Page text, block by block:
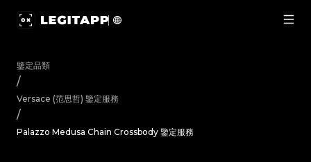
鑒定品類
/
Versace (范思哲) 鑒定服務
/
Palazzo Medusa Chain Crossbody 鑒定服務